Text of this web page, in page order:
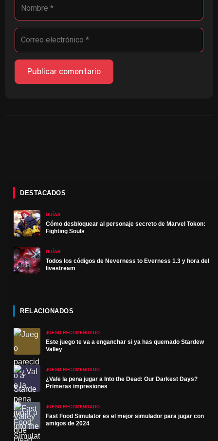
DESTACADOS
GUÍAS
Cómo desbloquear al personaje secreto de Marvel Tokon:
Fighting Souls
GUÍAS
Todos los códigos de Neverness to Everness 1.3 y hora del
livestream
RELACIONADOS
JUEGO RECOMENDADO
Este juego te va a enganchar si ya has quemado Stardew
Valley
JUEGO RECOMENDADO
¿Vale la pena jugar a Into the Dead: Our Darkest Days?
Primeras impresiones
JUEGO RECOMENDADO
Fast Food Simulator es el mejor simulador para jugar con
amigos de 2024